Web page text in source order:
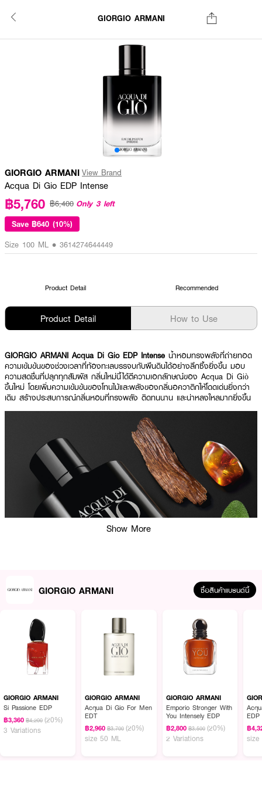
GIORGIO ARMANI
GIORGIO ARMANI View Brand
Acqua Di Gio EDP Intense
฿5,760 ฿6,400 Only 3 left
Save ฿640 (10%)
Size 100 ML • 3614274644449
Product Detail Recommended
Product Detail How to Use
GIORGIO ARMANI Acqua Di Gio EDP Intense น้ำหอมทรงพลังที่ถ่ายทอด
ความเข้มข้นของช่วงเวลาที่ท้องทะเลบรรจบกับผืนดินได้อย่างลึกซึ้งยิ่งขึ้น มอบ
ความสดชื่นที่ปลุกทุกสัมผัส กลิ่นใหม่นี้ได้ตีความเอกลักษณ์ของ Acqua Di Giò
ขึ้นใหม่ โดยเพิ่มความเข้มข้นของโทนไม้และพลังของกลิ่นอควาติกให้โดดเด่นยิ่งกว่า
เดิม สร้างประสบการณ์กลิ่นหอมที่ทรงพลัง ติดทนนาน และน่าหลงใหลมากยิ่งขึ้น
ผลลัพธ์ที่ได้ :
GIORGIO ARMANI Acqua Di Gio EDP Intenseน้ำหอมผู้ชายระดับพรีเมียมที่
ถ่ายทอดพลังแห่งธรรมชาติในช่วงเวลาที่ท้องทะเลและผืนดินมาบรรจบกัน โดดเด่น
ด้วยการตีความใหม่ของ Acqua Di Giò อันเป็นเอกลักษณ์ ผสานความสดชื่นของ
กลิ่นทะเลเข้ากับความลุ่มลึกของไม้หอมและแอมเบอร์ได้อย่างลงตัว มอบกลิ่นหอมที่
ทรงพลัง มีมิติ และติดทนนานยิ่งขึ้น เหมาะสำหรับผู้ชายที่มีความมั่นใจ ทันสมัย และ
Show More
GIORGIO ARMANI ซื้อสินค้าแบรนด์นี้
GIORGIO ARMANI
Si Passione EDP
฿3,360 ฿4,200 (20%)
3 Variations
GIORGIO ARMANI
Acqua Di Gio For Men
EDT
฿2,960 ฿3,700 (20%)
size 50 ML
GIORGIO ARMANI
Emporio Stronger With
You Intensely EDP
฿2,800 ฿3,500 (20%)
2 Variations
EDP
฿
size